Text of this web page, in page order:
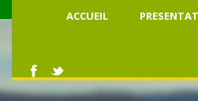
ACCUEIL